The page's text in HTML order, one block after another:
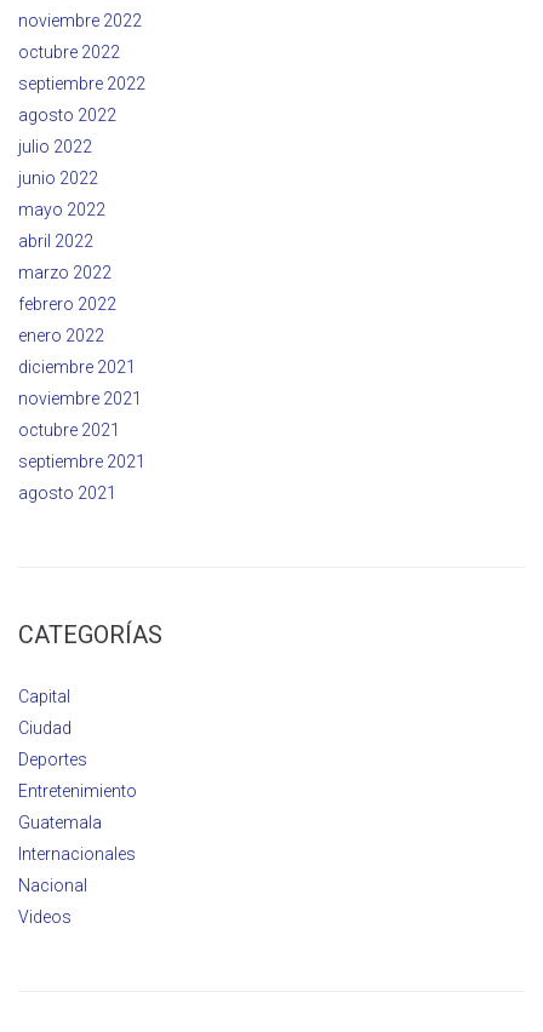
noviembre 2022
octubre 2022
septiembre 2022
agosto 2022
julio 2022
junio 2022
mayo 2022
abril 2022
marzo 2022
febrero 2022
enero 2022
diciembre 2021
noviembre 2021
octubre 2021
septiembre 2021
agosto 2021
CATEGORÍAS
Capital
Ciudad
Deportes
Entretenimiento
Guatemala
Internacionales
Nacional
Videos